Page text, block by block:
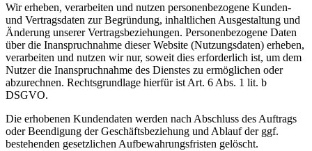
Wir erheben, verarbeiten und nutzen personenbezogene Kunden-
und Vertragsdaten zur Begründung, inhaltlichen Ausgestaltung und
Änderung unserer Vertragsbeziehungen. Personenbezogene Daten
über die Inanspruchnahme dieser Website (Nutzungsdaten) erheben,
verarbeiten und nutzen wir nur, soweit dies erforderlich ist, um dem
Nutzer die Inanspruchnahme des Dienstes zu ermöglichen oder
abzurechnen. Rechtsgrundlage hierfür ist Art. 6 Abs. 1 lit. b
DSGVO.
Die erhobenen Kundendaten werden nach Abschluss des Auftrags
oder Beendigung der Geschäftsbeziehung und Ablauf der ggf.
bestehenden gesetzlichen Aufbewahrungsfristen gelöscht.